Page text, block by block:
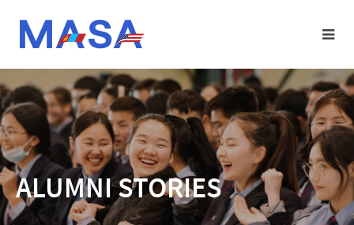
ALUMNI STORIES